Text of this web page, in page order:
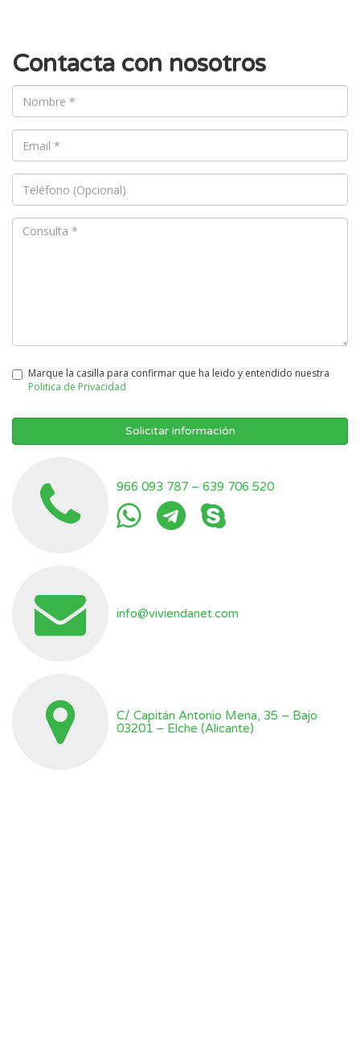
Contacta con nosotros
Marque la casilla para confirmar que ha leido y entendido nuestra
Politica de Privacidad
Solicitar información
966 093 787 – 639 706 520
info@viviendanet.com
C/ Capitán Antonio Mena, 35 – Bajo
03201 – Elche (Alicante)